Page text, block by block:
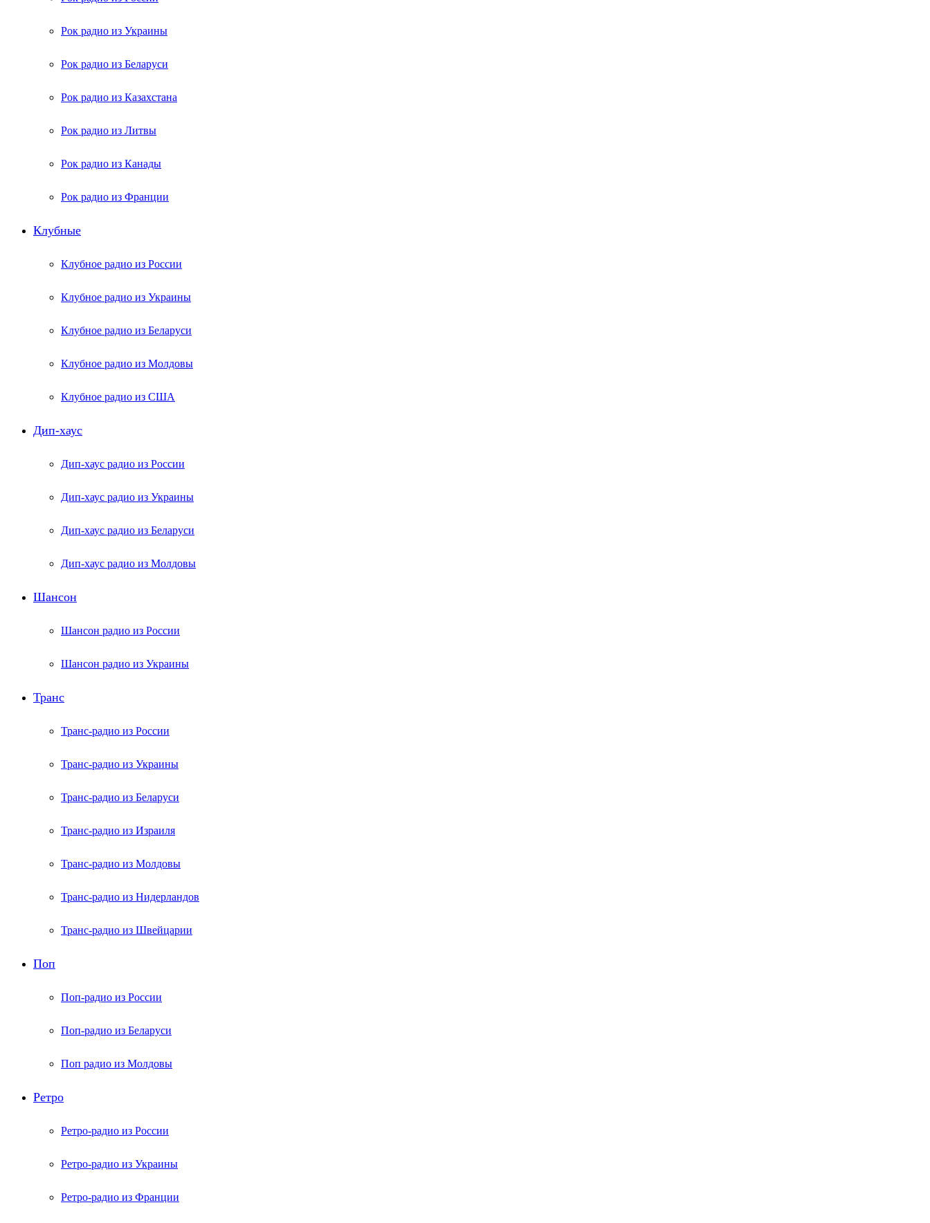
Рок радио из Украины
Рок радио из Беларуси
Рок радио из Казахстана
Рок радио из Литвы
Рок радио из Канады
Рок радио из Франции
Клубные
Клубное радио из России
Клубное радио из Украины
Клубное радио из Беларуси
Клубное радио из Молдовы
Клубное радио из США
Дип-хаус
Дип-хаус радио из России
Дип-хаус радио из Украины
Дип-хаус радио из Беларуси
Дип-хаус радио из Молдовы
Шансон
Шансон радио из России
Шансон радио из Украины
Транс
Транс-радио из России
Транс-радио из Украины
Транс-радио из Беларуси
Транс-радио из Израиля
Транс-радио из Молдовы
Транс-радио из Нидерландов
Транс-радио из Швейцарии
Поп
Поп-радио из России
Поп-радио из Беларуси
Поп радио из Молдовы
Ретро
Ретро-радио из России
Ретро-радио из Украины
Ретро-радио из Франции